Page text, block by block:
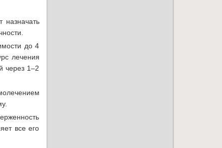
назначать
до 4
лечения
через 1–2
все его